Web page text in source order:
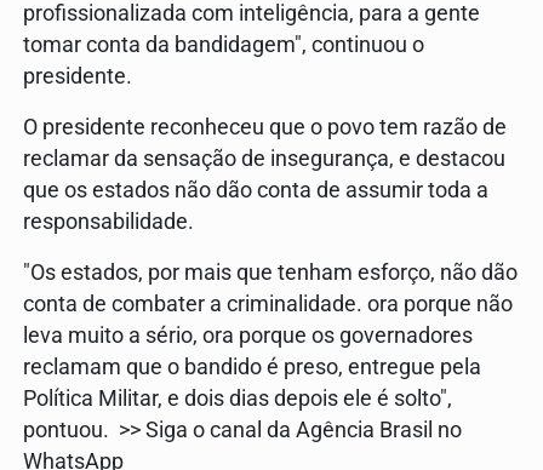
profissionalizada com inteligência, para a gente
tomar conta da bandidagem", continuou o
presidente.
O presidente reconheceu que o povo tem razão de
reclamar da sensação de insegurança, e destacou
que os estados não dão conta de assumir toda a
responsabilidade.
"Os estados, por mais que tenham esforço, não dão
conta de combater a criminalidade. ora porque não
leva muito a sério, ora porque os governadores
reclamam que o bandido é preso, entregue pela
Política Militar, e dois dias depois ele é solto",
pontuou. >> Siga o canal da Agência Brasil no
WhatsApp